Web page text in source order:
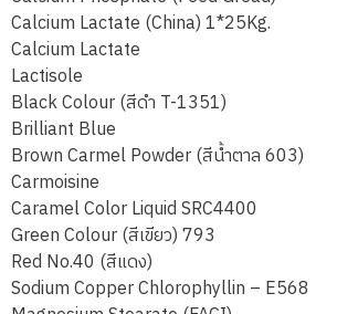
Calcium Lactate (China) 1*25Kg.
Calcium Lactate
Lactisole
Black Colour (สีดำ T-1351)
Brilliant Blue
Brown Carmel Powder (สีน้ำตาล 603)
Carmoisine
Caramel Color Liquid SRC4400
Green Colour (สีเขียว) 793
Red No.40 (สีแดง)
Sodium Copper Chlorophyllin – E568